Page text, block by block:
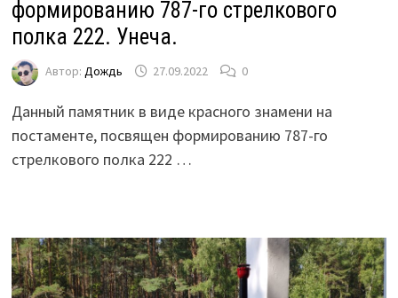
формированию 787-го стрелкового
полка 222. Унеча.
Автор: Дождь 27.09.2022 0
Данный памятник в виде красного знамени на
постаменте, посвящен формированию 787-го
стрелкового полка 222 …